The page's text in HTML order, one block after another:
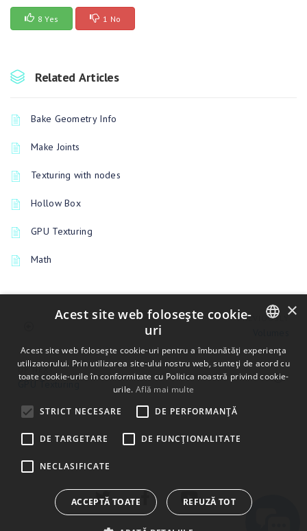
8 Yes 1 No
Related Articles
Bake Geometry Info
Make Joints
Texturing with nodes
Hollow Box
GPU Texturing
Math
PREVIOUSLY
UP NEXT
ENGLISH
BULGARIAN
CZECH
DANISH
ESTONIAN
FINNISH
×
Acest site web folosește cookie-
uri
Acest site web folosește cookie-uri pentru a îmbunătăți experiența
utilizatorului. Prin utilizarea site-ului nostru web, sunteți de acord cu
toate cookie-urile în conformitate cu Politica noastră privind cookie-
urile. Află mai multe
STRICT NECESARE
DE PERFORMANȚĂ
DE TARGETARE DE FUNCŢIONALITATE
NECLASIFICATE
ACCEPTĂ TOATE REFUZĂ TOT